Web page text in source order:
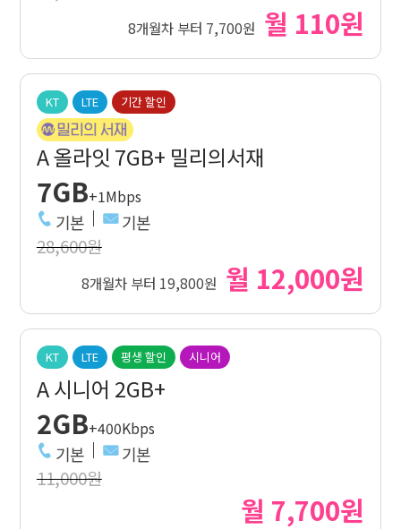
8개월차 부터 7,700원 월 110원
KT LTE 기간 할인
A 올라잇 7GB+ 밀리의서재
7GB+1Mbps
기본 기본
28,600원
8개월차 부터 19,800원 월 12,000원
KT LTE 평생 할인 시니어
A 시니어 2GB+
2GB+400Kbps
기본 기본
11,000원
월 7,700원